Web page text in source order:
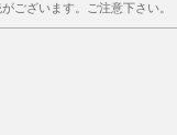
ございます。ご注意下さい。